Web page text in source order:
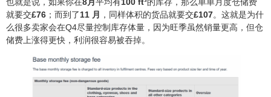
就要交£76 ；而到了11 月 ，同样体积的货品就要交£107。这就是为什
么很多卖家会在Q4尽量控制库存体量，因为旺季虽然销量更高，但仓
储费上涨得更快，利润很容易被吞掉。